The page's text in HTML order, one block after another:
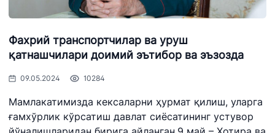
Фахрий транспортчилар ва уруш
қатнашчилари доимий эътибор ва эъзозда
09.05.2024 10284
Мамлакатимизда кексаларни ҳурмат қилиш, уларга
ғамхўрлик кўрсатиш давлат сиёсатининг устувор